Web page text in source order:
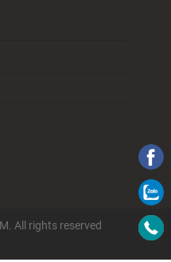
All rights reserved